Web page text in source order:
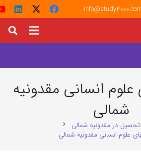
info@study3000.com
انسانی مقدونیه
شمالی
تحصیل در مقدونیه شمالی chevron_right
علوم انسانی مقدونیه شمالی